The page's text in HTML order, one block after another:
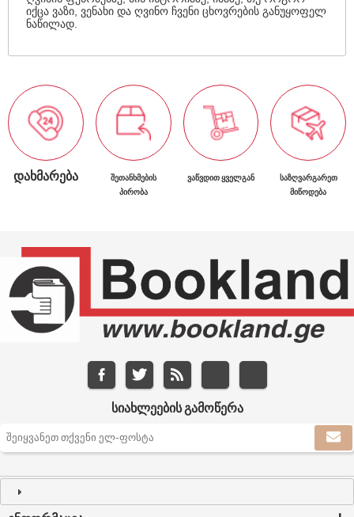
იქცა ვაზი, ვენახი და ღვინო ჩვენი ცხოვრების განუყოფელ
ნაწილად.
ᲓᲐᲮᲛᲐᲠᲔᲑᲐ
ᲨᲔᲗᲐᲜᲮᲛᲔᲑᲘᲡ
ᲞᲘᲠᲝᲑᲐ
ᲕᲐᲬᲕᲓᲘᲗ ᲧᲕᲔᲚᲒᲐᲜ
ᲡᲐᲖᲦᲕᲐᲠᲒᲐᲠᲔᲗ
ᲛᲘᲬᲝᲓᲔᲑᲐ
ᲡᲘᲐᲮᲚᲔᲔᲑᲘᲡ ᲒᲐᲛᲝᲬᲔᲠᲐ